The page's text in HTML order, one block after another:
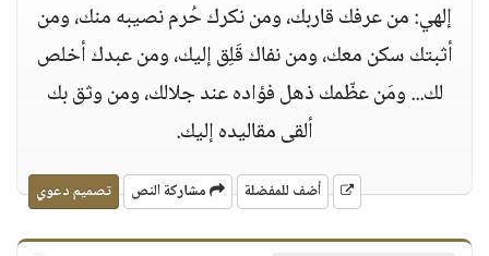
إلهي: من عرفك قاربك، ومن نكرك حُرم نصيبه منك، ومن
أثبتك سكن معك، ومن نفاك قَلِق إليك، ومن عبدك أخلص
لك... ومَن عظّمك ذهل فؤاده عند جلالك، ومن وثق بك
ألقى مقاليده إليك.
أضف للمفضلة مشاركة النص تصميم دعوي